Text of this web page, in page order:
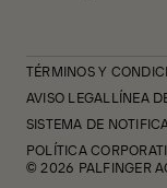
TÉRMINOS Y
AVISO LEGALLÍNEA
SISTEMA DE
POLÍTICA
© 2026 PALFINGER